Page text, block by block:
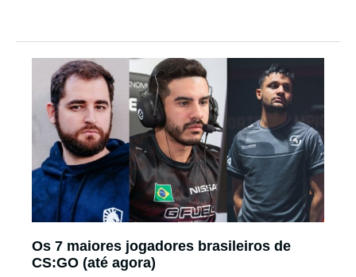
Os 7 maiores jogadores brasileiros de
CS:GO (até agora)